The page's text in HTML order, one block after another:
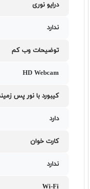
درایو نوری
ندارد
توضیحات وب کم
HD Webcam
کیبورد با نور پس
دارد
کارت خوان
ندارد
Wi-Fi